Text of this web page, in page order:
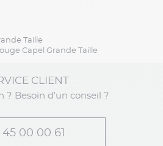
Taille
Capel Grande Taille
CLIENT
? Besoin d'un conseil ?
45 00 00 61